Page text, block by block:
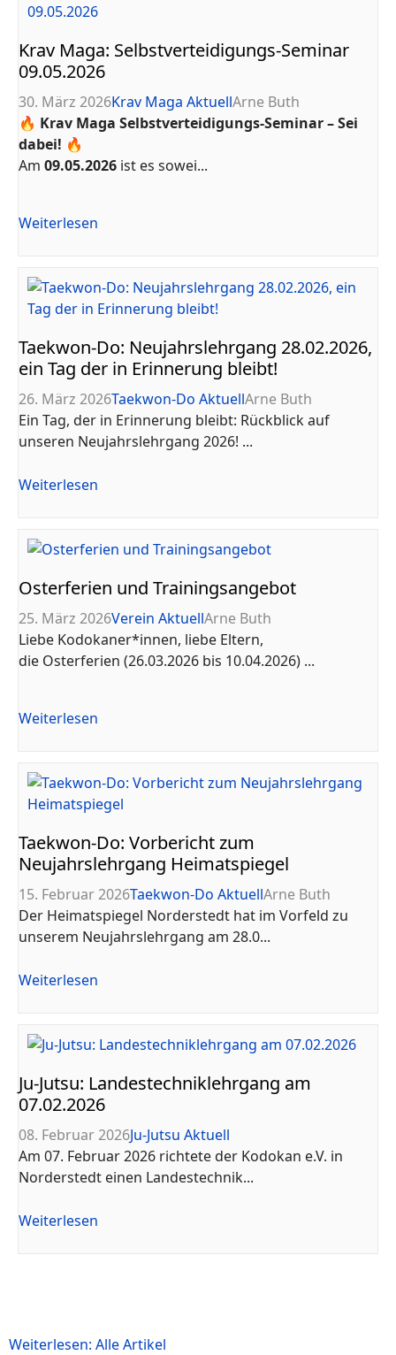
Krav Maga: Selbstverteidigungs-Seminar
09.05.2026
30. März 2026Krav Maga AktuellArne Buth
🔥 Krav Maga Selbstverteidigungs-Seminar – Sei
dabei! 🔥
Am 09.05.2026 ist es sowei...
Weiterlesen
Taekwon-Do: Neujahrslehrgang 28.02.2026,
ein Tag der in Erinnerung bleibt!
26. März 2026Taekwon-Do AktuellArne Buth
Ein Tag, der in Erinnerung bleibt: Rückblick auf
unseren Neujahrslehrgang 2026! ...
Weiterlesen
Osterferien und Trainingsangebot
25. März 2026Verein AktuellArne Buth
Liebe Kodokaner*innen, liebe Eltern,
die Osterferien (26.03.2026 bis 10.04.2026) ...
Weiterlesen
Taekwon-Do: Vorbericht zum
Neujahrslehrgang Heimatspiegel
15. Februar 2026Taekwon-Do AktuellArne Buth
Der Heimatspiegel Norderstedt hat im Vorfeld zu
unserem Neujahrslehrgang am 28.0...
Weiterlesen
Ju-Jutsu: Landestechniklehrgang am
07.02.2026
08. Februar 2026Ju-Jutsu Aktuell
Am 07. Februar 2026 richtete der Kodokan e.V. in
Norderstedt einen Landestechnik...
Weiterlesen
Weiterlesen: Alle Artikel